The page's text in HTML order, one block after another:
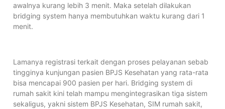
awalnya kurang lebih 3 menit. Maka setelah dilakukan
bridging system hanya membutuhkan waktu kurang dari 1
menit.
Lamanya registrasi terkait dengan proses pelayanan sebab
tingginya kunjungan pasien BPJS Kesehatan yang rata-rata
bisa mencapai 900 pasien per hari. Bridging system di
rumah sakit kini telah mampu mengintegrasikan tiga sistem
sekaligus, yakni sistem BPJS Kesehatan, SIM rumah sakit,